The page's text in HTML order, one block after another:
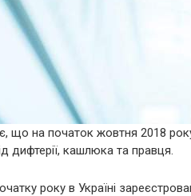
що на початок жовтня 2018
дифтерії, кашлюка та правця.
року в Україні